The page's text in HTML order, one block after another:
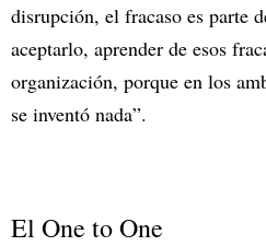
disrupción, el fracaso es parte
aceptarlo, aprender de esos
organización, porque en los
se inventó nada”.
El One to One